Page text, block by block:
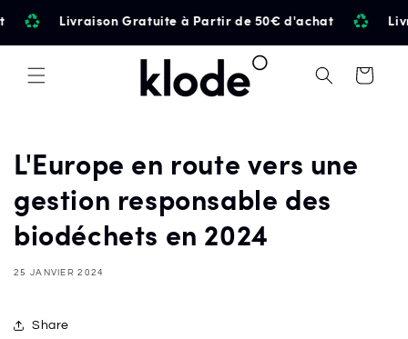
passer
au
Livraison Gratuite à Partir de 50€ d'achat
Panier
L'Europe en route vers une
gestion responsable des
biodéchets en 2024
25 JANVIER 2024
Share